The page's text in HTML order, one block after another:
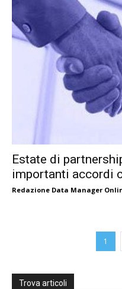
Estate di
importanti accordi
Redazione Data Manager
1
Trova articoli